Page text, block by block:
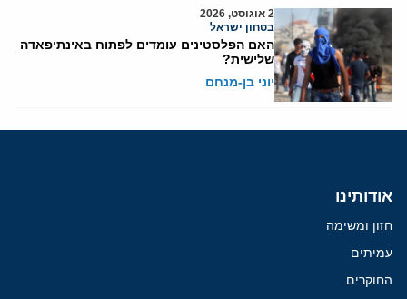
2 אוגוסט, 2026
בטחון ישראל
האם הפלסטינים עומדים לפתוח באינתיפאדה
שלישית?
יוני בן-מנחם
אודותינו
חזון ומשימה
עמיתים
החוקרים